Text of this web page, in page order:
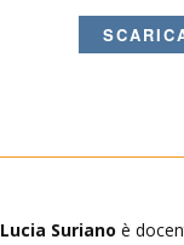
Lucia Suriano è